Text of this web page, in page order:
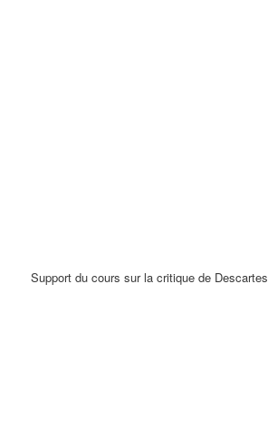
Support du cours sur la critique de Descartes